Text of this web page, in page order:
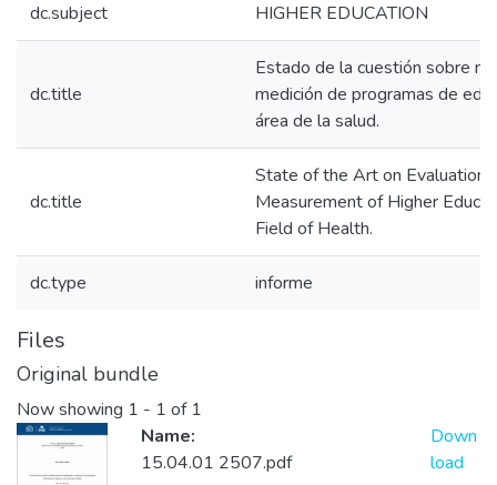
dc.subject HIGHER EDUCATION
dc.title
Estado de la cuestión sobre
medición de programas de
área de la salud.
dc.title
State of the Art on Evaluation
Measurement of Higher
Field of Health.
dc.type informe
Files
Original bundle
Now showing 1 - 1 of 1
Name:
15.04.01 2507.pdf
Down
load